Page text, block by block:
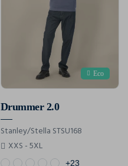
Eco
Drummer 2.0
Stanley/Stella STSU168
XXS - 5XL
+23